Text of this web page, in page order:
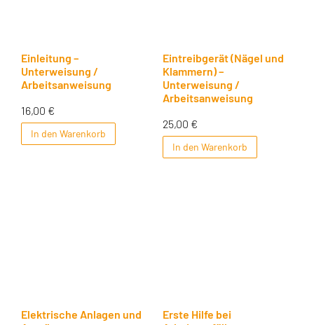
Einleitung –
Unterweisung /
Arbeitsanweisung
16,00 €
In den Warenkorb
Eintreibgerät (Nägel und
Klammern) –
Unterweisung /
Arbeitsanweisung
25,00 €
In den Warenkorb
Elektrische Anlagen und
Erste Hilfe bei